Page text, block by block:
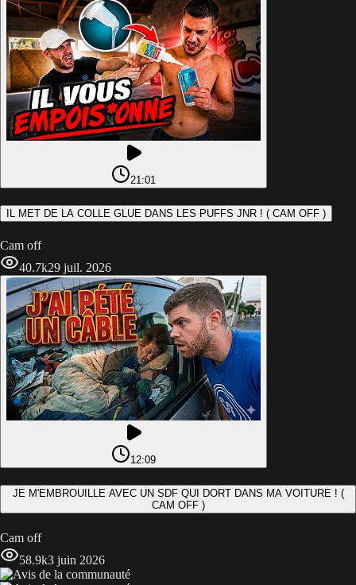
21:01
IL MET DE LA COLLE GLUE DANS LES PUFFS JNR ! ( CAM OFF )
Cam off
40.7k29 juil. 2026
12:09
JE M'EMBROUILLE AVEC UN SDF QUI DORT DANS MA VOITURE ! (
CAM OFF )
Cam off
58.9k3 juin 2026